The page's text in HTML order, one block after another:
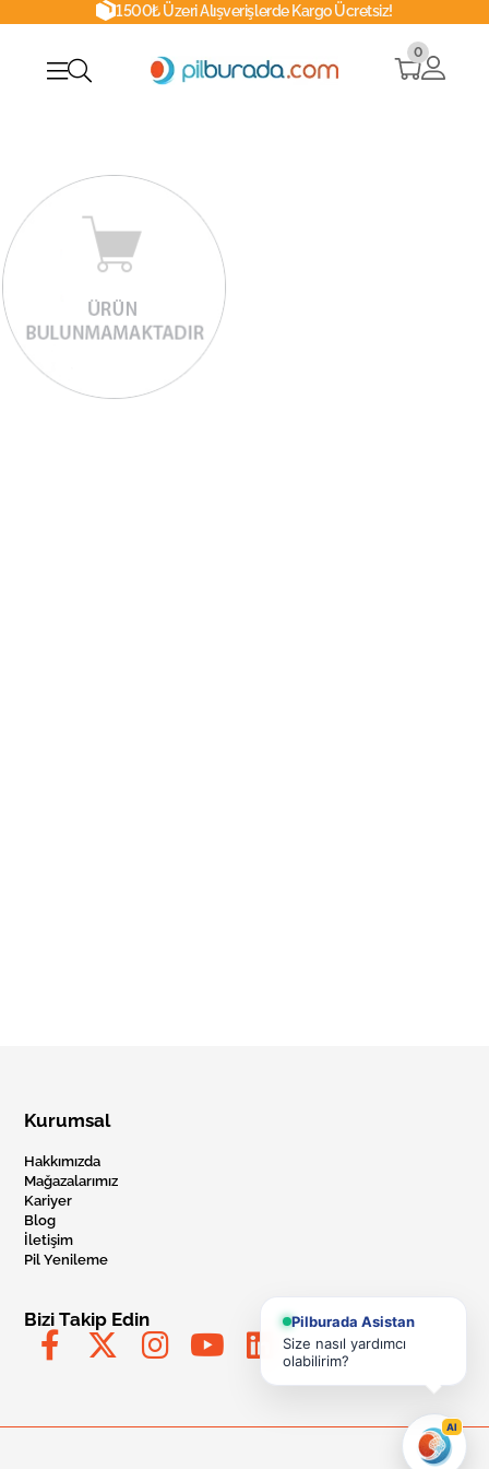
1500₺ Üzeri Alışverişlerde Kargo Ücretsiz!
0
Kurumsal
Hakkımızda
Mağazalarımız
Kariyer
Blog
İletişim
Pil Yenileme
Bizi Takip Edin
Pilburada Asistan
Size nasıl yardımcı
olabilirim?
AI